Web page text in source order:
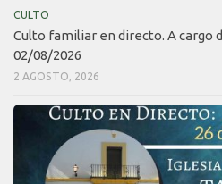
CULTO
Culto familiar en directo. A cargo
02/08/2026
2 AGOSTO, 2026